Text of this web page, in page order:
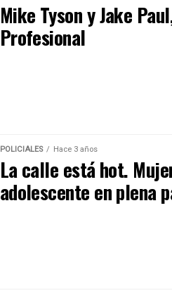
Mike Tyson y Jake
Profesional
POLICIALES Hace 3 años
La calle está hot.
adolescente en plena